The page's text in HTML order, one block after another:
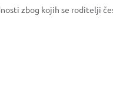
zbog kojih se roditelji